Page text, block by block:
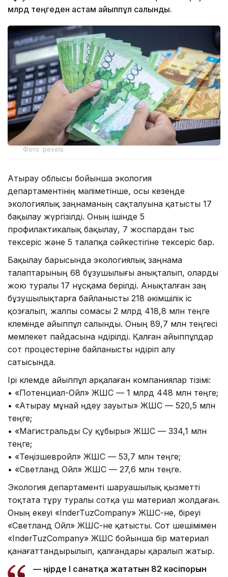
млрд теңгеден астам айыппұл салынды.
Фото: pexels
Атырау облысы бойынша экология
департаментінің мәліметінше, осы кезеңде
экологиялық заңнаманың сақталуына қатысты 17
бақылау жүргізілді. Оның ішінде 5
профилактикалық бақылау, 7 жоспардан тыс
тексеріс және 5 талапқа сәйкестігіне тексеріс бар.
Бақылау барысында экологиялық заңнама
талаптарының 68 бұзушылығы анықталып, оларды
жою туралы 17 нұсқама берілді. Анықталған заң
бұзушылықтарға байланысты 218 әкімшілік іс
қозғалып, жалпы сомасы 2 млрд 418,8 млн теңге
көлемінде айыппұл салынды. Оның 89,7 млн теңгесі
мемлекет пайдасына өндірілді. Қалған айыппұлдар
сот процестеріне байланысты өндіріп алу
сатысында.
Ірі көлемде айыппұл арқалаған компаниялар тізімі:
• «Потенциал-Ойл» ЖШС — 1 млрд 448 млн теңге;
• «Атырау мұнай өңдеу зауыты» ЖШС — 520,5 млн
теңге;
• «Магистральды Су құбыры» ЖШС — 334,1 млн
теңге;
• «Теңізшевройл» ЖШС — 53,7 млн теңге;
• «Светланд Ойл» ЖШС — 27,6 млн теңге.
Экология департаменті шаруашылық қызметті
тоқтата тұру туралы сотқа үш материал жолдаған.
Оның екеуі «InderTuzCompany» ЖШС-не, біреуі
«Светланд Ойл» ЖШС-не қатысты. Сот шешімімен
«InderTuzCompany» ЖШС бойынша бір материал
қанағаттандырылып, қалғандары қаралып жатыр.
— Өңірде І санатқа жататын 82 кәсіпорын